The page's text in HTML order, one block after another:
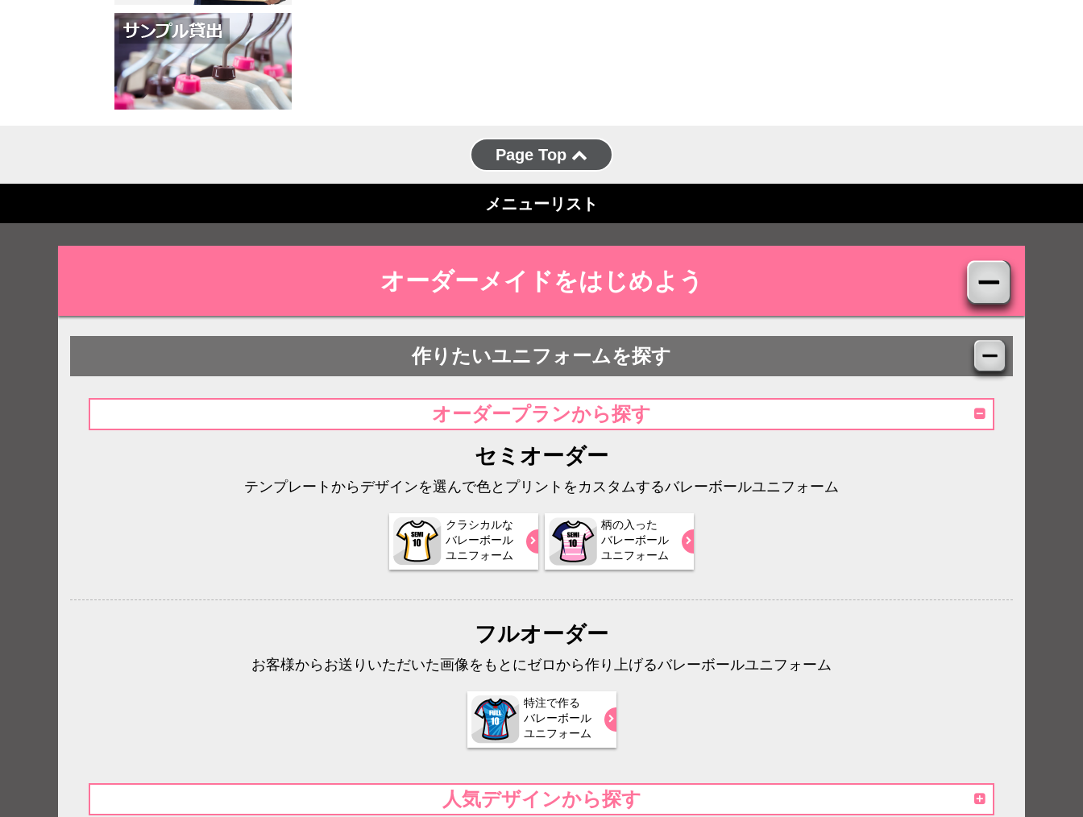
Page Top
メニューリスト
オーダーメイドをはじめよう
作りたいユニフォームを探す
オーダープランから探す
セミオーダー
テンプレートからデザインを選んで色とプリントをカスタムするバレーボールユニフォーム
クラシカルな
バレーボール
ユニフォーム
柄の入った
バレーボール
ユニフォーム
フルオーダー
お客様からお送りいただいた画像をもとにゼロから作り上げるバレーボールユニフォーム
特注で作る
バレーボール
ユニフォーム
人気デザインから探す